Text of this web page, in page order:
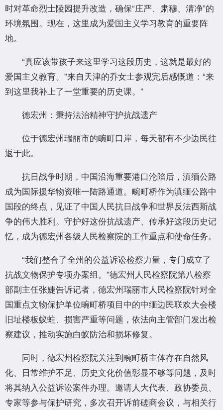
时对革命烈士陵园提升改造，确保“庄严、肃穆、清净”的
环境氛围。现在，这里成为爱国主义学习教育的重要阵
地。
“真应该带孩子来这里学习这段历史，这就是最好的
爱国主义教育。”来自天津的乔女士参观完后感慨道：“来
到这里我补上了一堂重要的历史课。”
德宏州：秉持法治精神守护抗战遗产
位于德宏州瑞丽市的畹町口岸，每天都有不少边民往
返于此。
抗日战争时期，中国沿海重要港口沦陷后，滇缅公路
成为国际援华物资唯一陆路通道。畹町桥作为滇缅公路中
国段的终点，见证了中国人民抗日战争和世界反法西斯战
争的伟大胜利。守护好这份抗战遗产、传承好这段历史记
忆，成为德宏州各级人民检察院的工作重点和使命任务。
“我们整合了全州的公益诉讼检察力量，专门成立了
抗战文物保护专项办案组。”德宏州人民检察院第八检察
部副主任张婕告诉记者，德宏州瑞丽市人民检察院针对全
国重点文物保护单位畹町桥项目中的中缅边民联欢大会楼
旧址楼板蚁蛀、损害严重等问题，依法向主管部门发出检
察建议，推动实施白蚁防治和损坏修复。
同时，德宏州检察院关注到畹町桥主体存在自然风
化、日常维护不足、历史文化价值彰显不够等问题，及时
将其纳入公益诉讼案件办理。邀请人大代表、政协委员、
专家等参与保护研究，多次召开诉前磋商会议，与相关行